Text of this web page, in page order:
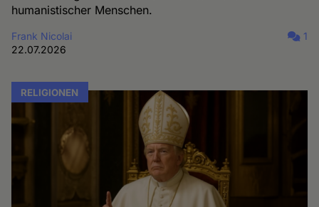
humanistischer Menschen.
Frank Nicolai
22.07.2026
1
RELIGIONEN